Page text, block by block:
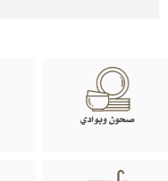
صحون وبوادي